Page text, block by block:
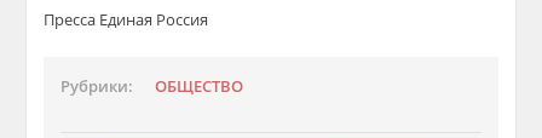
Пресса Единая Россия
Рубрики: ОБЩЕСТВО